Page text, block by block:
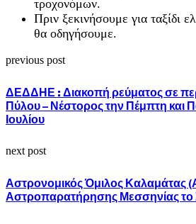
τροχονόμων.
Πριν ξεκινήσουμε για ταξίδι
θα οδηγήσουμε.
previous post
ΔΕΔΔΗΕ : Διακοπή ρεύματος σε
Πύλου – Νέστορος την Πέμπτη και
Ιουλίου
next post
Αστρονομικός Όμιλος Καλαμάτας
Αστροπαρατήρησης Μεσσηνίας το